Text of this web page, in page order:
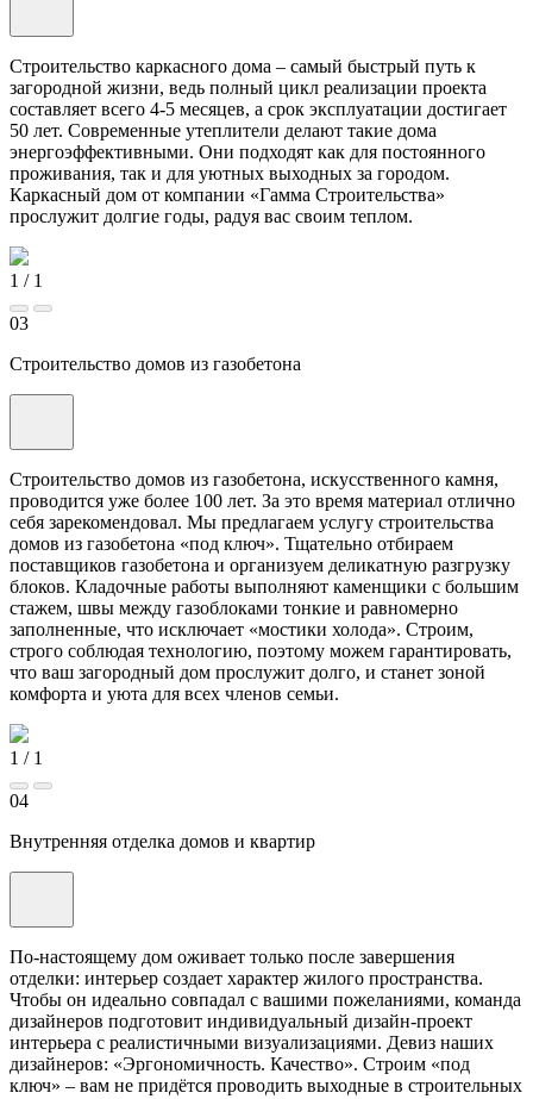
Строительство каркасного дома – самый быстрый путь к
загородной жизни, ведь полный цикл реализации проекта
составляет всего 4-5 месяцев, а срок эксплуатации достигает
50 лет. Современные утеплители делают такие дома
энергоэффективными. Они подходят как для постоянного
проживания, так и для уютных выходных за городом.
Каркасный дом от компании «Гамма Строительства»
прослужит долгие годы, радуя вас своим теплом.
1 / 1
03
Строительство домов из газобетона
Строительство домов из газобетона, искусственного камня,
проводится уже более 100 лет. За это время материал отлично
себя зарекомендовал. Мы предлагаем услугу строительства
домов из газобетона «под ключ». Тщательно отбираем
поставщиков газобетона и организуем деликатную разгрузку
блоков. Кладочные работы выполняют каменщики с большим
стажем, швы между газоблоками тонкие и равномерно
заполненные, что исключает «мостики холода». Строим,
строго соблюдая технологию, поэтому можем гарантировать,
что ваш загородный дом прослужит долго, и станет зоной
комфорта и уюта для всех членов семьи.
1 / 1
04
Внутренняя отделка домов и квартир
По-настоящему дом оживает только после завершения
отделки: интерьер создает характер жилого пространства.
Чтобы он идеально совпадал с вашими пожеланиями, команда
дизайнеров подготовит индивидуальный дизайн-проект
интерьера с реалистичными визуализациями. Девиз наших
дизайнеров: «Эргономичность. Качество». Строим «под
ключ» – вам не придётся проводить выходные в строительных